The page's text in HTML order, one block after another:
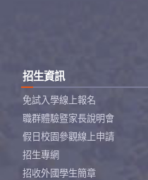
招生資訊
免試入學線上報名
職群體驗暨家長說明會
假日校園參觀線上申請
招生專網
招收外國學生簡章